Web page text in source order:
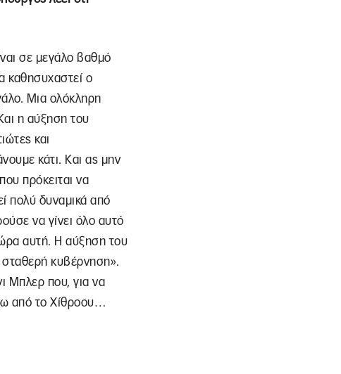
σε μεγάλο βαθμό
καθησυχαστεί ο
Μια ολόκληρη
η αύξηση του
και
κάτι. Και ας μην
πρόκειται να
πολύ δυναμικά από
να γίνει όλο αυτό
αυτή. Η αύξηση του
σταθερή κυβέρνηση».
Μπλερ που, για να
από το Χίθροου…